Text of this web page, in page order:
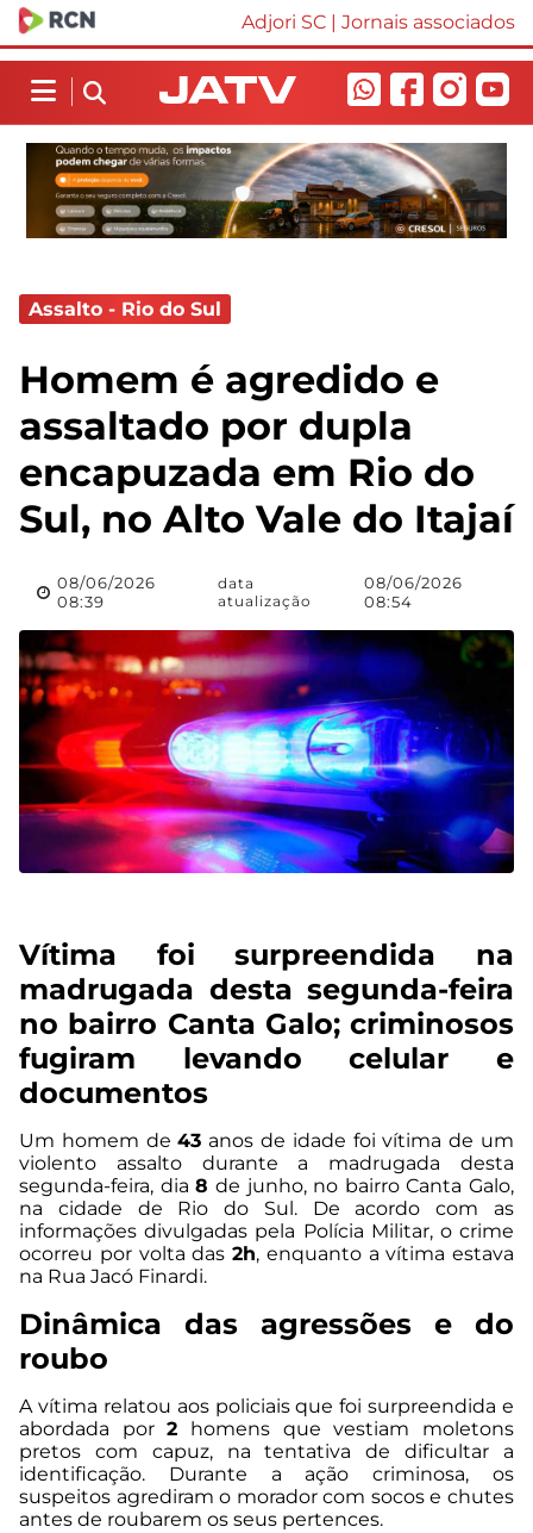
Adjori SC | Jornais associados
Assalto - Rio do Sul
Homem é agredido e
assaltado por dupla
encapuzada em Rio do
Sul, no Alto Vale do Itajaí
08/06/2026
08:39
data
atualização
08/06/2026
08:54
Vítima foi surpreendida na
madrugada desta segunda-feira
no bairro Canta Galo; criminosos
fugiram levando celular e
documentos
Um homem de43 anos de idade foi vítima de um
violento assalto durante a madrugada desta
segunda-feira, dia8 de junho, no bairro Canta Galo,
na cidade de Rio do Sul. De acordo com as
informações divulgadas pela Polícia Militar, o crime
ocorreu por volta das 2h, enquanto a vítima estava
na Rua Jacó Finardi.
Dinâmica das agressões e do
roubo
A vítima relatou aos policiais que foi surpreendida e
abordada por2 homens que vestiam moletons
pretos com capuz, na tentativa de dificultar a
identificação. Durante a ação criminosa, os
suspeitos agrediram o morador com socos e chutes
antes de roubarem os seus pertences.